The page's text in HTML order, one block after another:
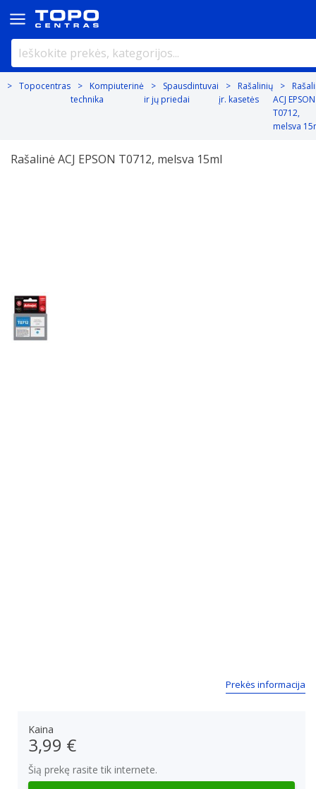
Topocentras
Kompiuterinė
technika
Spausdintuvai
ir jų priedai
Rašalinių
įr. kasetės
ACJ EPSON
T0712,
melsva
Rašalinė ACJ EPSON T0712, melsva 15ml
Prekės informacija
Kaina
3,99 €
Šią prekę rasite tik internete.